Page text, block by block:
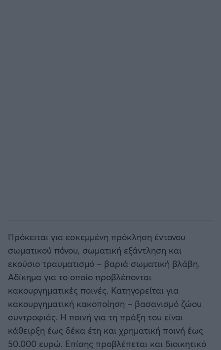
Πρόκειται για εσκεμμένη πρόκληση έντονου
σωματικού πόνου, σωματική εξάντληση και
εκούσιο τραυματισμό – βαριά σωματική βλάβη.
Αδίκημα για το οποίο προβλέπονται
κακουργηματικές ποινές. Κατηγορείται για
κακουργηματική κακοποίηση – βασανισμό ζώου
συντροφιάς. Η ποινή για τη πράξη του είναι
κάθειρξη έως δέκα έτη και χρηματική ποινή έως
50.000 ευρώ. Επίσης προβλέπεται και διοικητικό